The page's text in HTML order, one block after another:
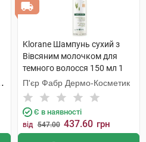
Klorane Шампунь сухий з
Вівсяним молочком для
темного волосся 150 мл 1
флакон
П'єр Фабр Дермо-Косметик
Є в наявності
від 547.00 437.60 грн